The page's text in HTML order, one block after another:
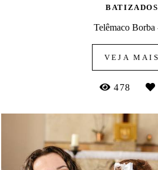
BATIZADOS
Telêmaco Borba
VEJA MAIS
478